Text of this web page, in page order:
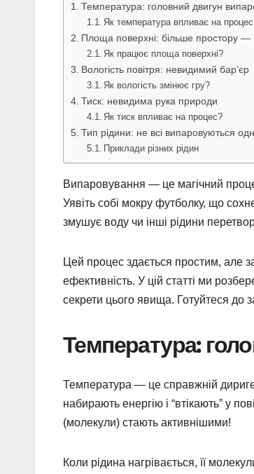
Температура: головний двигун
Як температура впливає на
Площа поверхні: більше простору —
Як працює площа поверхні?
Вологість повітря: невидимий бар’єр
Як вологість змінює гру?
Тиск: невидима рука природи
Як тиск впливає на процес?
Тип рідини: не всі випаровуються
Приклади різних рідин
Випаровування — це магічний
Уявіть собі мокру футболку, що
змушує воду чи інші рідини
Цей процес здається простим, але
ефективність. У цій статті ми
секрети цього явища. Готуйтеся до
Температура:
Температура — це справжній
набирають енергію і “втікають” у
(молекули) стають активнішими!
Коли рідина нагрівається, її